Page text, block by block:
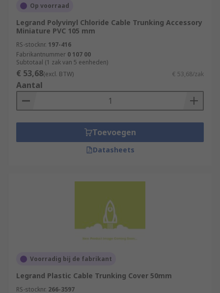
Op voorraad
Legrand Polyvinyl Chloride Cable Trunking Accessory
Miniature PVC 105 mm
RS-stocknr. 197-416
Fabrikantnummer 0 107 00
Subtotaal (1 zak van 5 eenheden)
€ 53,68(excl. BTW) € 53,68/zak
Aantal
Toevoegen
Datasheets
Voorradig bij de fabrikant
Legrand Plastic Cable Trunking Cover 50mm
RS-stocknr. 266-3597